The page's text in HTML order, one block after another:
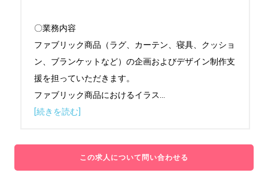
〇業務内容
ファブリック商品（ラグ、カーテン、寝具、クッショ
ン、ブランケットなど）の企画およびデザイン制作支
援を担っていただきます。
ファブリック商品におけるイラス
[続きを読む]
この求人について問い合わせる